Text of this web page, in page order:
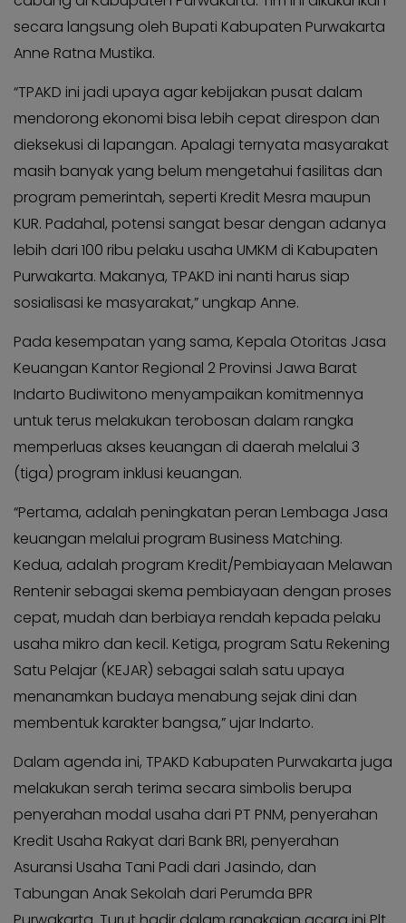
secara langsung oleh Bupati Kabupaten Purwakarta
Anne Ratna Mustika.
“TPAKD ini jadi upaya agar kebijakan pusat dalam
mendorong ekonomi bisa lebih cepat direspon dan
dieksekusi di lapangan. Apalagi ternyata masyarakat
masih banyak yang belum mengetahui fasilitas dan
program pemerintah, seperti Kredit Mesra maupun
KUR. Padahal, potensi sangat besar dengan adanya
lebih dari 100 ribu pelaku usaha UMKM di Kabupaten
Purwakarta. Makanya, TPAKD ini nanti harus siap
sosialisasi ke masyarakat,” ungkap Anne.
Pada kesempatan yang sama, Kepala Otoritas Jasa
Keuangan Kantor Regional 2 Provinsi Jawa Barat
Indarto Budiwitono menyampaikan komitmennya
untuk terus melakukan terobosan dalam rangka
memperluas akses keuangan di daerah melalui 3
(tiga) program inklusi keuangan.
“Pertama, adalah peningkatan peran Lembaga Jasa
keuangan melalui program Business Matching.
Kedua, adalah program Kredit/Pembiayaan Melawan
Rentenir sebagai skema pembiayaan dengan proses
cepat, mudah dan berbiaya rendah kepada pelaku
usaha mikro dan kecil. Ketiga, program Satu Rekening
Satu Pelajar (KEJAR) sebagai salah satu upaya
menanamkan budaya menabung sejak dini dan
membentuk karakter bangsa,” ujar Indarto.
Dalam agenda ini, TPAKD Kabupaten Purwakarta juga
melakukan serah terima secara simbolis berupa
penyerahan modal usaha dari PT PNM, penyerahan
Kredit Usaha Rakyat dari Bank BRI, penyerahan
Asuransi Usaha Tani Padi dari Jasindo, dan
Tabungan Anak Sekolah dari Perumda BPR